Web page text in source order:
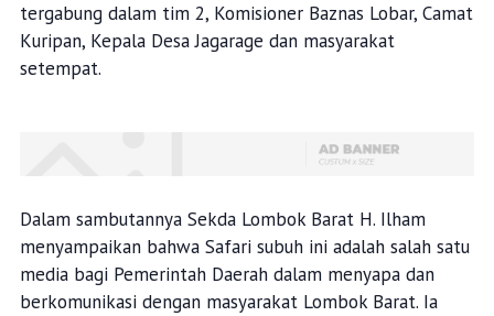
tergabung dalam tim 2, Komisioner Baznas Lobar, Camat
Kuripan, Kepala Desa Jagarage dan masyarakat
setempat.
Dalam sambutannya Sekda Lombok Barat H. Ilham
menyampaikan bahwa Safari subuh ini adalah salah satu
media bagi Pemerintah Daerah dalam menyapa dan
berkomunikasi dengan masyarakat Lombok Barat. Ia